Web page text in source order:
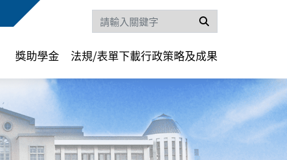
獎助學金 法規/表單下載行政策略及成果